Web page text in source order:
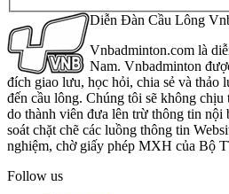
Diễn Đàn Cầu Lông
Vnbadminton.com là
Nam. Vnbadminton
đích giao lưu, học hỏi, chia sẻ và thảo
đến cầu lông. Chúng tôi sẽ không
do thành viên đưa lên trừ thông tin nội
soát chặt chẽ các luồng thông tin
nghiệm, chờ giấy phép MXH của Bộ
Follow us